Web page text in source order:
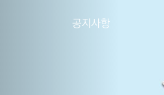
공지사항